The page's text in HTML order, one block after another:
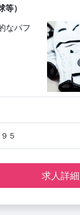
）
なパフ
５
求人詳細